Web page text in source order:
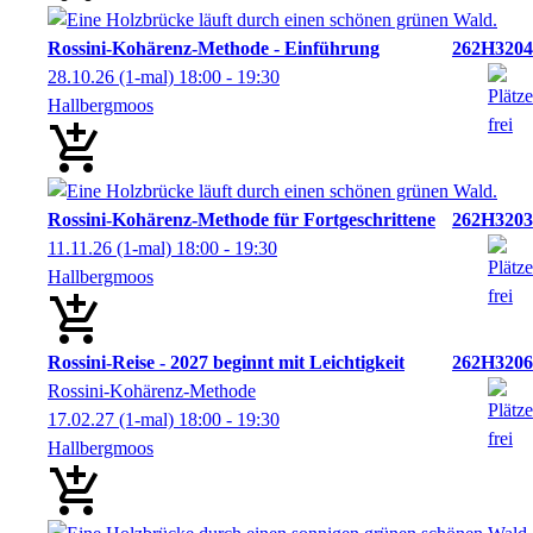
Rossini-Kohärenz-Methode - Einführung
262H3204
28.10.26 (1-mal) 18:00 - 19:30
Hallbergmoos
Rossini-Kohärenz-Methode für Fortgeschrittene
262H3203
11.11.26 (1-mal) 18:00 - 19:30
Hallbergmoos
Rossini-Reise - 2027 beginnt mit Leichtigkeit
262H3206
Rossini-Kohärenz-Methode
17.02.27 (1-mal) 18:00 - 19:30
Hallbergmoos